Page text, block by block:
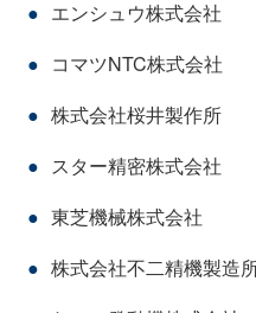
エンシュウ株式会社
コマツNTC株式会社
株式会社桜井製作所
スター精密株式会社
東芝機械株式会社
株式会社不二精機製造